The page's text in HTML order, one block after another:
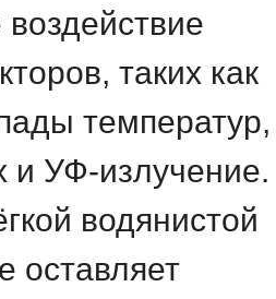
воздействие
таких как
температур,
и УФ-излучение.
водянистой
оставляет